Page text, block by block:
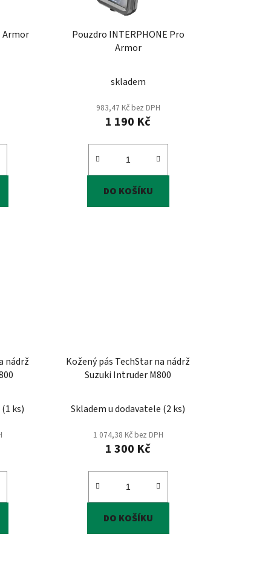
k
Pouzdro INTERPHONE Armor
Pouzdro INTERPHONE Pro
Armor
skladem
983,47 Kč bez DPH
1 190 Kč
DO KOŠÍKU
nádrž
(1 ks)
Kožený pás TechStar na nádrž
Suzuki Intruder M800
Skladem u dodavatele (2 ks)
1 074,38 Kč bez DPH
1 300 Kč
DO KOŠÍKU